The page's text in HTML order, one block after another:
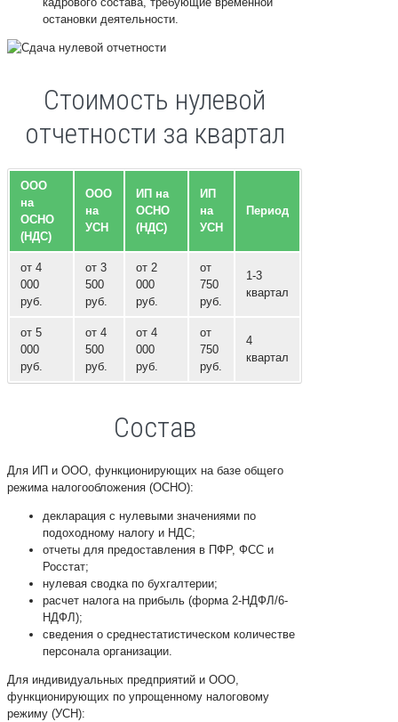
остановки деятельности.
Стоимость нулевой
отчетности за квартал
ООО
на
ОСНО
(НДС)
ООО
на
УСН
ИП на
ОСНО
(НДС)
ИП
на
УСН
Период
от 4
000
руб.
от 3
500
руб.
от 2
000
руб.
от
750
руб.
1-3
квартал
от 5
000
руб.
от 4
500
руб.
от 4
000
руб.
от
750
руб.
4
квартал
Соcтав
Для ИП и ООО, функционирующих на базе общего
режима налогообложения (ОСНО):
декларация с нулевыми значениями по
подоходному налогу и НДС;
отчеты для предоставления в ПФР, ФСС и
Росстат;
нулевая сводка по бухгалтерии;
расчет налога на прибыль (форма 2-НДФЛ/6-
НДФЛ);
сведения о среднестатистическом количестве
персонала организации.
Для индивидуальных предприятий и ООО,
функционирующих по упрощенному налоговому
режиму (УСН):